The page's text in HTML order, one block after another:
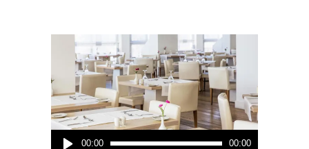
Audiospeler
00:00 00:00